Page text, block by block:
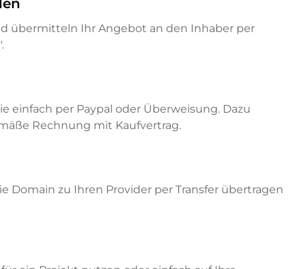
übermitteln Ihr Angebot an den Inhaber per
einfach per Paypal oder Überweisung. Dazu
Rechnung mit Kaufvertrag.
Domain zu Ihren Provider per Transfer übertragen